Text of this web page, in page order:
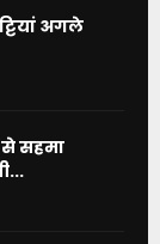
अगले
से सहमा